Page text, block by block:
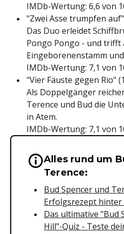
IMDb-Wertung: 6,6 von
"Zwei Asse trumpfen
Das Duo erleidet
Pongo Pongo - und trifft
Eingeborenenstamm
IMDb-Wertung: 7,1 von
"Vier Fäuste gegen Rio"
Als Doppelgänger
Terence und Bud die
in Atem.
IMDb-Wertung: 7,1 von
Wichtige
Alles rund um
Terence:
Bud Spencer und
Erfolgsrezept hinter
Das ultimative "Bud
Hill"-Quiz - Teste